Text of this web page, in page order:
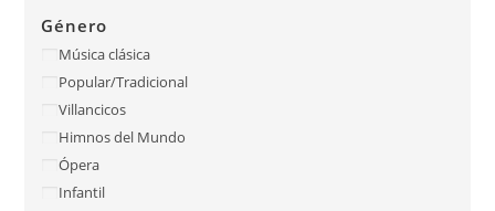
Género
Música clásica
Popular/Tradicional
Villancicos
Himnos del Mundo
Ópera
Infantil